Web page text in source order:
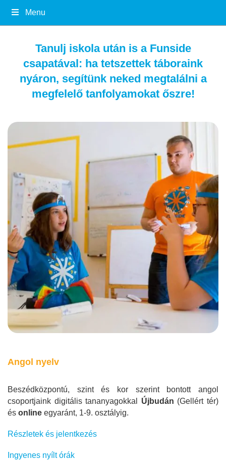
Menu
Tanulj iskola után is a Funside
csapatával: ha tetszettek táboraink
nyáron, segítünk neked megtalálni a
megfelelő tanfolyamokat őszre!
Angol nyelv
Beszédközpontú, szint és kor szerint bontott angol
csoportjaink digitális tananyagokkal Újbudán (Gellért tér)
és online egyaránt, 1-9. osztályig.
Részletek és jelentkezés
Ingyenes nyílt órák